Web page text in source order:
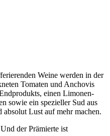
Weine werden in der
Tomaten und Anchovis
einen Limonen-
sowie ein spezieller Sud aus
Lust auf mehr machen.
der Prämierte ist